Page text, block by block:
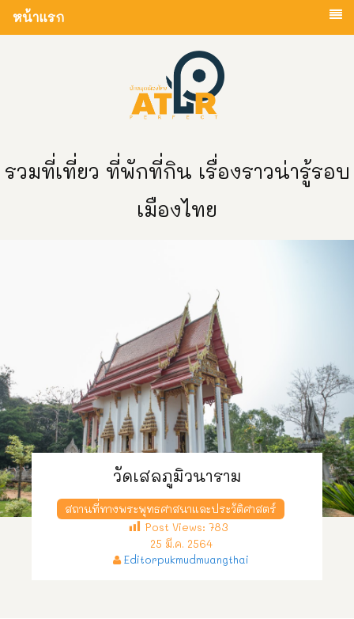
หน้าแรก
รวมที่เที่ยว ที่พักที่กิน เรื่องราวน่ารู้รอบ
เมืองไทย
วัดเสลภูมิวนาราม
สถานที่ทางพระพุทธศาสนาและประวัติศาสตร์
Post Views: 783
25 มี.ค. 2564
Editorpukmudmuangthai